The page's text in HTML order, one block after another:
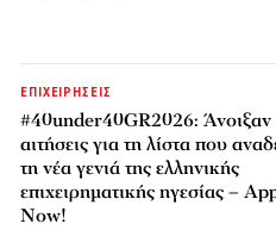
ΕΠΙΧΕΙΡΗΣΕΙΣ
#40under40GR2026: Άνοιξαν
αιτήσεις για τη λίστα που
τη νέα γενιά της ελληνικής
επιχειρηματικής ηγεσίας –
Now!